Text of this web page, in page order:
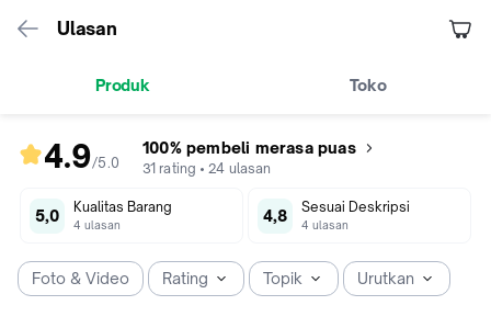
Ulasan
Produk Toko
4.9/5.0
rating
4.9
5
100% pembeli merasa puas
31 rating • 24 ulasan
5,0 Kualitas Barang
4 ulasan 4,8 Sesuai Deskripsi
4 ulasan
Foto & Video Rating Topik Urutkan